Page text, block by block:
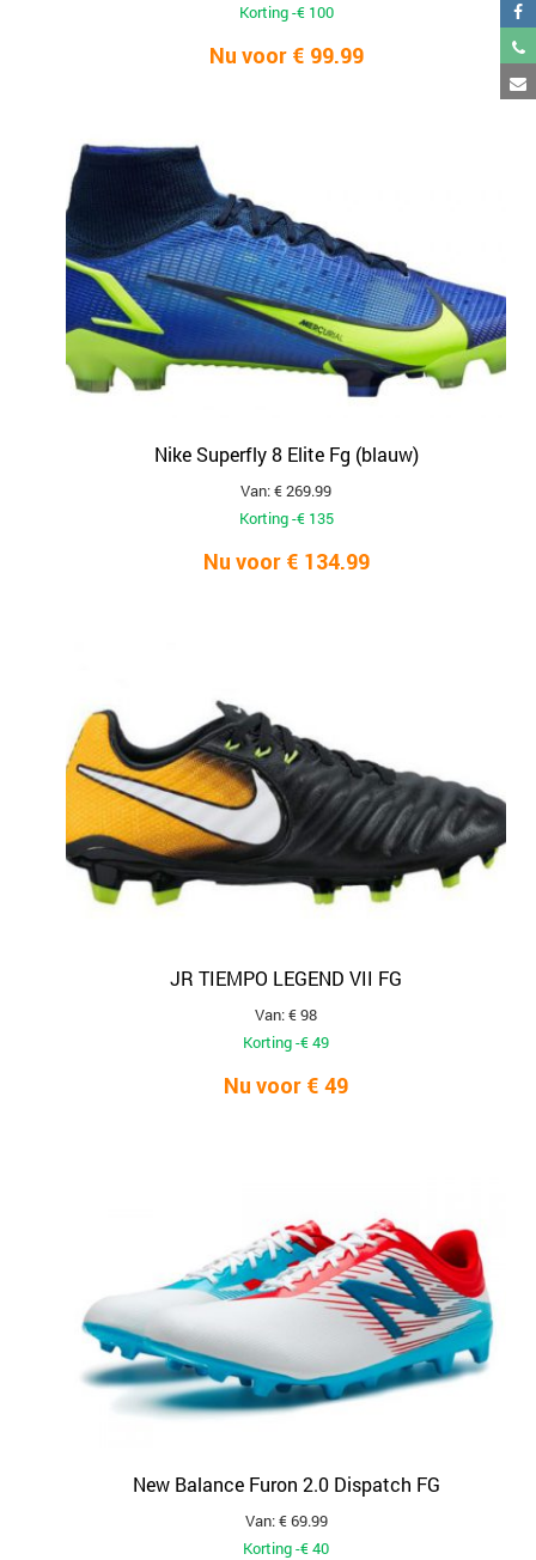
Korting -€ 100
Nu voor € 99.99
Nike Superfly 8 Elite Fg (blauw)
Van: € 269.99
Korting -€ 135
Nu voor € 134.99
JR TIEMPO LEGEND VII FG
Van: € 98
Korting -€ 49
Nu voor € 49
New Balance Furon 2.0 Dispatch FG
Van: € 69.99
Korting -€ 40